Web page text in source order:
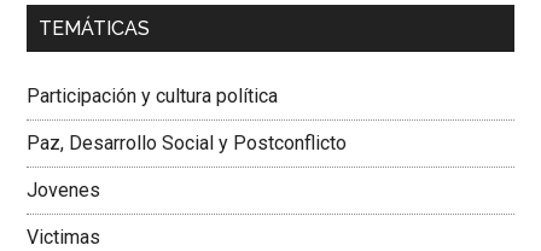
00:00 01:04
Dra. Carolina Corcho Mejía,Presidenta Corporación
Colombiana
TEMÁTICAS
Participación y cultura política
Paz, Desarrollo Social y Postconflicto
Jovenes
Victimas